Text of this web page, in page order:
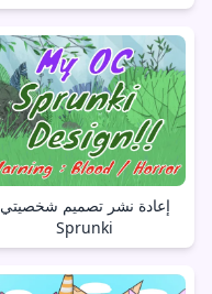
إعادة نشر تصميم شخصيتي
Sprunki